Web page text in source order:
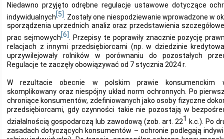
Niedawno przyjęto odrębne regulacje ustawowe dotyczące
indywidualnych[5] . Zostały one niespodziewanie wprowadzone w
sporządzenia uprzednich analiz oraz przedstawienia
prac sejmowych[6]
. Przepisy te poprawiły znacznie pozycję
relacjach z innymi przedsiębiorcami (np. w dziedzinie
uprzywilejowały rolników w porównaniu do pozostałych
Regulacje te zaczęły obowiązywać od 7 stycznia 2024 r.
W rezultacie obecnie w polskim prawie konsumenckim
skomplikowany oraz niespójny układ norm ochronnych. Po
chroniące konsumentów, zdefiniowanych jako osoby fizyczne
przedsiębiorcami, gdy czynności takie nie pozostają w
działalnością gospodarczą lub zawodową (zob. art. 221 k.c.). Po
zasadach dotyczących konsumentów – ochronie podlegają